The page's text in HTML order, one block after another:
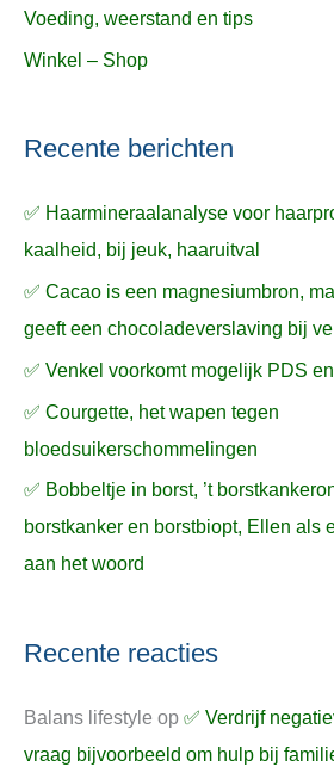
Voeding, weerstand en tips
Winkel – Shop
Recente berichten
✅ Haarmineraalanalyse voor
kaalheid, bij jeuk, haaruitval
✅ Cacao is een magnesiumbron,
geeft een chocoladeverslaving bij
✅ Venkel voorkomt mogelijk PDS
✅ Courgette, het wapen tegen
bloedsuikerschommelingen
✅ Bobbeltje in borst, ’t
borstkanker en borstbiopt, Ellen als
aan het woord
Recente reacties
Balans lifestyle op ✅ Verdrijf
vraag bijvoorbeeld om hulp bij